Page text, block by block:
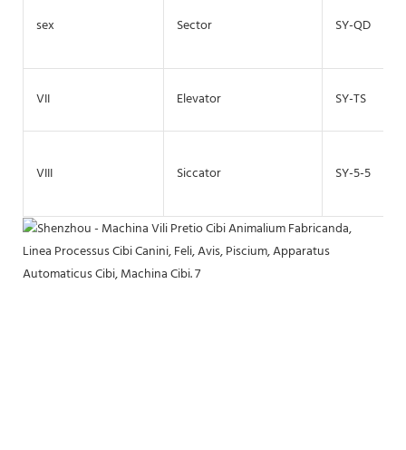
sex Sector SY-QD
VII Elevator SY-TS
VIII Siccator SY-5-5